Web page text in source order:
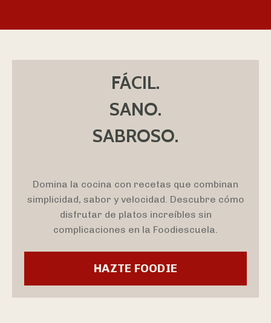
FÁCIL.
SANO.
SABROSO.
Domina la cocina con recetas que combinan
simplicidad, sabor y velocidad. Descubre cómo
disfrutar de platos increíbles sin
complicaciones en la Foodiescuela.
HAZTE FOODIE